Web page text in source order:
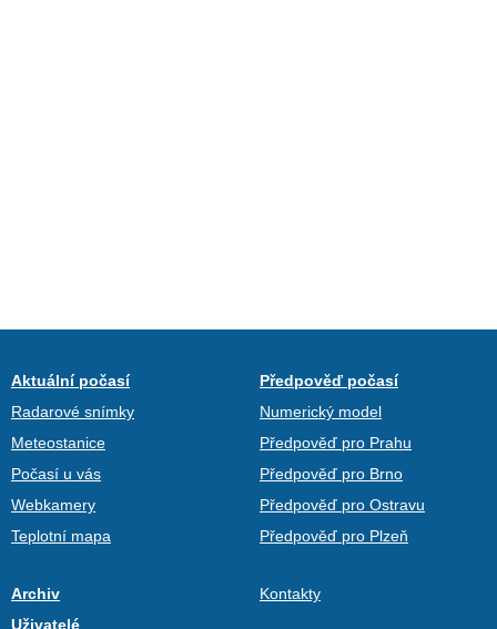
Aktuální počasí
Radarové snímky
Meteostanice
Počasí u vás
Webkamery
Teplotní mapa
Předpověď počasí
Numerický model
Předpověď pro Prahu
Předpověď pro Brno
Předpověď pro Ostravu
Předpověď pro Plzeň
Archiv
Uživatelé
Kontakty